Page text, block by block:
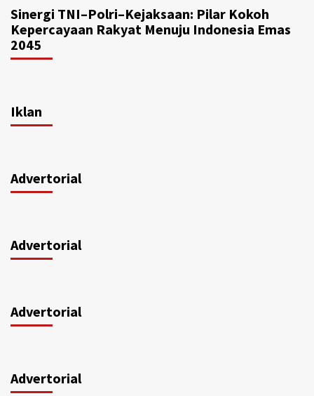
Sinergi TNI–Polri–Kejaksaan: Pilar Kokoh
Kepercayaan Rakyat Menuju Indonesia Emas
2045
Iklan
Advertorial
Advertorial
Advertorial
Advertorial